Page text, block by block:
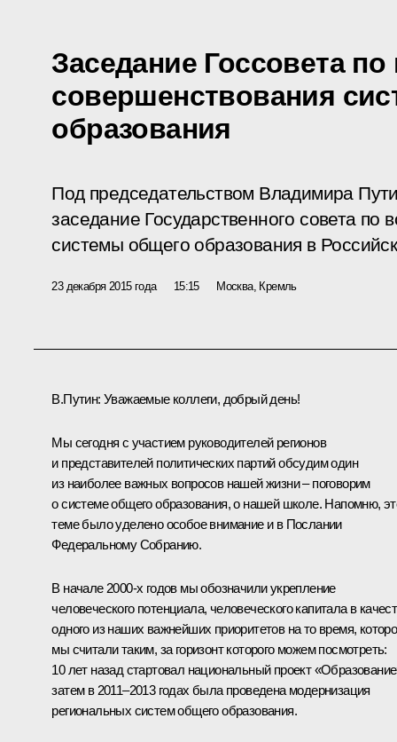
Заседание Госсовета
совершенствования
образования
Под председательством Владимира
заседание Государственного совета по
системы общего образования в
23 декабря 2015 года 15:15 Москва, Кремль
В.Путин: Уважаемые коллеги, добрый день!
Мы сегодня с участием руководителей регионов
и представителей политических партий обсудим один
из наиболее важных вопросов нашей жизни – поговорим
о системе общего образования, о нашей школе. Напомню,
теме было уделено особое внимание и в Послании
Федеральному Собранию.
В начале 2000-х годов мы обозначили укрепление
человеческого потенциала, человеческого капитала в
одного из наших важнейших приоритетов на то время,
мы считали таким, за горизонт которого можем посмотреть:
10 лет назад стартовал национальный проект
затем в 2011–2013 годах была проведена модернизация
региональных систем общего образования.